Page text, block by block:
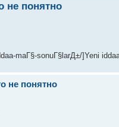
не понятно
maГ§-sonuГ§larД±/]Yeni
не понятно